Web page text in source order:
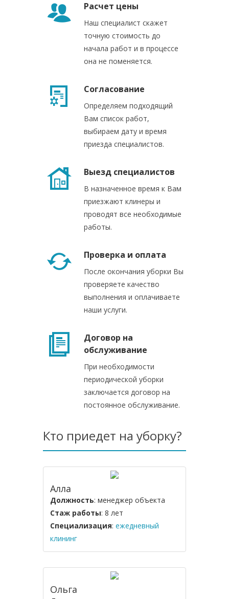
Расчет цены
Наш специалист скажет
точную стоимость до
начала работ и в процессе
она не поменяется.
Согласование
Определяем подходящий
Вам список работ,
выбираем дату и время
приезда специалистов.
Выезд специалистов
В назначенное время к Вам
приезжают клинеры и
проводят все необходимые
работы.
Проверка и оплата
После окончания уборки Вы
проверяете качество
выполнения и оплачиваете
наши услуги.
Договор на
обслуживание
При необходимости
периодической уборки
заключается договор на
постоянное обслуживание.
Кто приедет на уборку?
Алла
Должность: менеджер объекта
Стаж работы: 8 лет
Специализация: ежедневный
клининг
Ольга